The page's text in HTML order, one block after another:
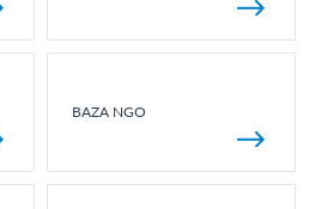
BAZA NGO